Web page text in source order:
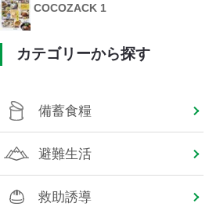
COCOZACK 1
カテゴリーから探す
備蓄食糧
避難生活
救助誘導